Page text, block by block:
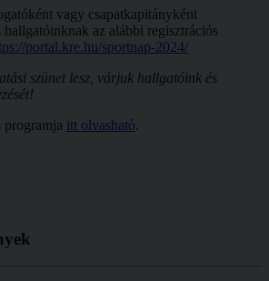
vagy csapatkapitányként
az alábbi regisztrációs
portal.kre.hu/sportnap-2024/
szünet lesz, várjuk hallgatóink és
programja itt olvasható.